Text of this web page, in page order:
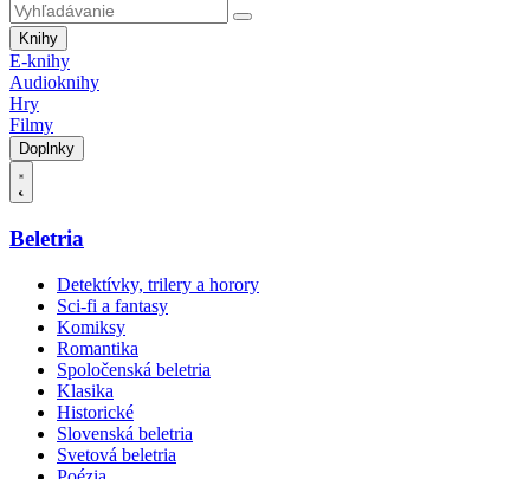
Knihy
E-knihy
Audioknihy
Hry
Filmy
Doplnky
Beletria
Detektívky, trilery a horory
Sci-fi a fantasy
Komiksy
Romantika
Spoločenská beletria
Klasika
Historické
Slovenská beletria
Svetová beletria